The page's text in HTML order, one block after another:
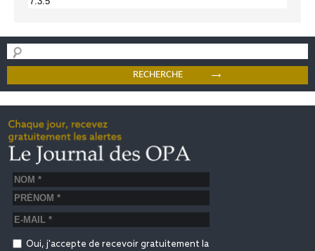
Oui, j'accepte de recevoir gratuitement la